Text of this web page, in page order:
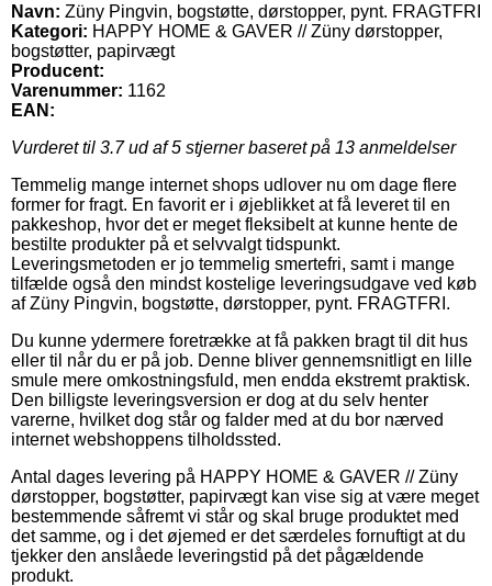
Navn: Züny Pingvin, bogstøtte, dørstopper, pynt. FRAGTFRI
Kategori: HAPPY HOME & GAVER // Züny dørstopper,
bogstøtter, papirvægt
Producent:
Varenummer: 1162
EAN:
Vurderet til 3.7ud af 5 stjerner baseret på 13 anmeldelser
Temmelig mange internet shops udlover nu om dage flere
former for fragt. En favorit er i øjeblikket at få leveret til en
pakkeshop, hvor det er meget fleksibelt at kunne hente de
bestilte produkter på et selvvalgt tidspunkt.
Leveringsmetoden er jo temmelig smertefri, samt i mange
tilfælde også den mindst kostelige leveringsudgave ved køb
af Züny Pingvin, bogstøtte, dørstopper, pynt. FRAGTFRI.
Du kunne ydermere foretrække at få pakken bragt til dit hus
eller til når du er på job. Denne bliver gennemsnitligt en lille
smule mere omkostningsfuld, men endda ekstremt praktisk.
Den billigste leveringsversion er dog at du selv henter
varerne, hvilket dog står og falder med at du bor nærved
internet webshoppens tilholdssted.
Antal dages levering på HAPPY HOME & GAVER // Züny
dørstopper, bogstøtter, papirvægt kan vise sig at være meget
bestemmende såfremt vi står og skal bruge produktet med
det samme, og i det øjemed er det særdeles fornuftigt at du
tjekker den anslåede leveringstid på det pågældende
produkt.